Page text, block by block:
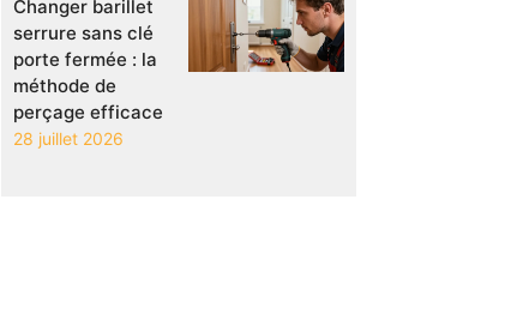
Changer barillet
serrure sans clé
porte fermée : la
méthode de
perçage efficace
28 juillet 2026